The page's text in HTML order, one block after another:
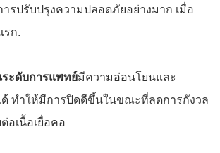
รปรับปรุงความปลอดภัยอย่างมาก เมื่อ
รก.
ะดับการแพทย์มีความอ่อนโยนและ
ด้ ทําให้มีการปิดดีขึ้นในขณะที่ลดการกังวล
อเนื้อเยื่อคอ